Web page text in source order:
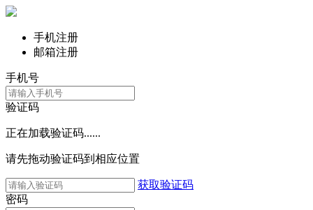
手机注册
邮箱注册
手机号
验证码
正在加载验证码......
请先拖动验证码到相应位置
获取验证码
密码